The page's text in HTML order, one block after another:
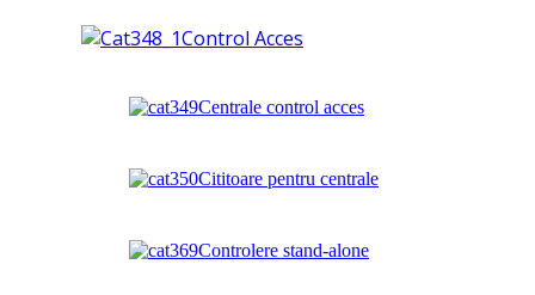
Control Acces
Centrale control acces
Cititoare pentru centrale
Controlere stand-alone